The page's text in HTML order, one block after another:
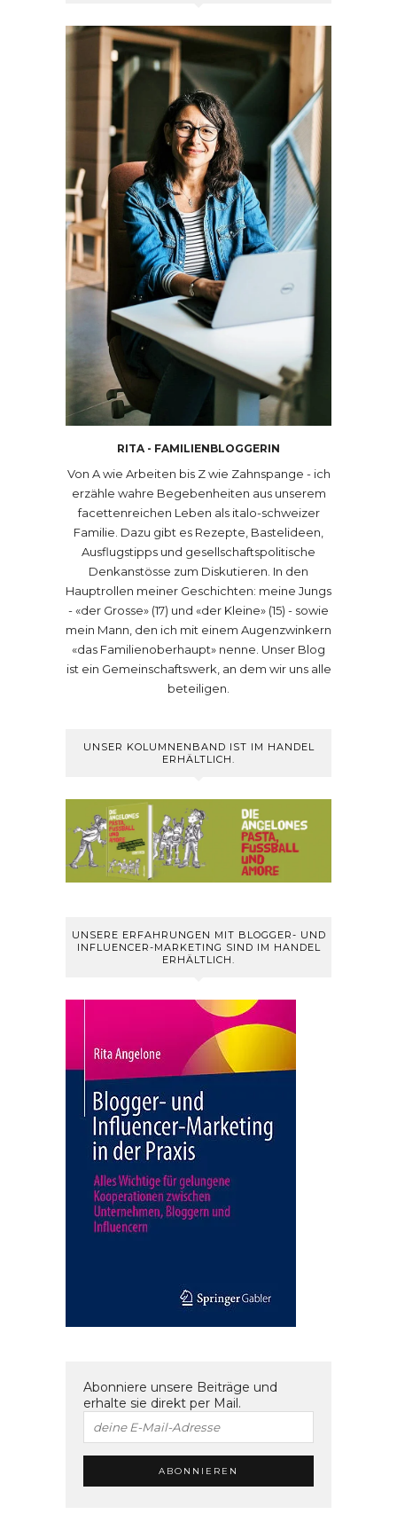
RITA - FAMILIENBLOGGERIN
Von A wie Arbeiten bis Z wie Zahnspange - ich
erzähle wahre Begebenheiten aus unserem
facettenreichen Leben als italo-schweizer
Familie. Dazu gibt es Rezepte, Bastelideen,
Ausflugstipps und gesellschaftspolitische
Denkanstösse zum Diskutieren. In den
Hauptrollen meiner Geschichten: meine Jungs
- «der Grosse» (17) und «der Kleine» (15) - sowie
mein Mann, den ich mit einem Augenzwinkern
«das Familienoberhaupt» nenne. Unser Blog
ist ein Gemeinschaftswerk, an dem wir uns alle
beteiligen.
UNSER KOLUMNENBAND IST IM HANDEL
ERHÄLTLICH.
UNSERE ERFAHRUNGEN MIT BLOGGER- UND
INFLUENCER-MARKETING SIND IM HANDEL
ERHÄLTLICH.
Abonniere unsere Beiträge und
erhalte sie direkt per Mail.